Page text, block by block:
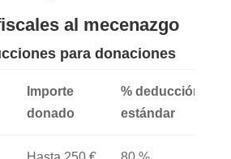
al mecenazgo
para donaciones
Importe
donado
% deducción
estándar